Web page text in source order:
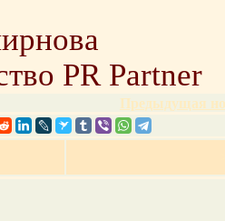
PR Partner
Предыдущая